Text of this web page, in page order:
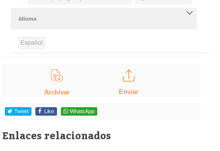
Idioma
Español
Archivar Enviar
Tweet Like WhatsApp
Enlaces relacionados